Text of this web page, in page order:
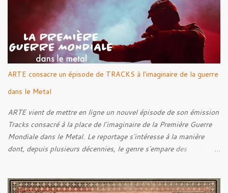
Sense Of Fear
ARTE consacre un épisode de TRACKS à l'imaginaire de la guerre
dans le Metal
ARTE vient de mettre en ligne un nouvel épisode de son émission
Tracks consacré à la place de l'imaginaire de la Première Guerre
Mondiale dans le Metal. Le reportage s'intéresse à la manière
dont, depuis plusieurs décennies, le genre s'empare des
cette réflexion, Tracks est allé à la rencontre de Noise (